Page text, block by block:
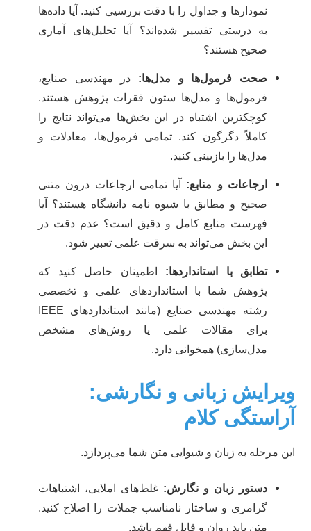
نمودارها و جداول را با دقت بررسیی کنید. آیا داده‌ها
به درستی تفسیر شده‌اند؟ آیا تحلیل‌های آماری
صحیح هستند؟
صحت فرمول‌ها و مدل‌ها:در مهندسی صنایع،
فرمول‌ها و مدل‌ها ستون فقرات پژوهش هستند.
کوچکترین اشتباه در این بخش‌ها می‌تواند نتایج را
کاملاً دگرگون کند. تمامی فرمول‌ها، معادلات و
مدل‌ها را بازبینی کنید.
ارجاعات و منابع:آیا تمامی ارجاعات درون متنی
صحیح و مطابق با شیوه نامه دانشگاه هستند؟ آیا
فهرست منابع کامل و دقیق است؟ عدم دقت در
این بخش می‌تواند به سرقت علمی تعبیر شود.
تطابق با استانداردها:اطمینان حاصل کنید که
پژوهش شما با استانداردهای علمی و تخصصی
رشته مهندسی صنایع (مانند استانداردهای IEEE
برای مقالات علمی یا روش‌های مشخص
مدل‌سازی) همخوانی دارد.
زبانی و نگارشی:
کلام
مرحله به زبان و شیوایی متن شما می‌پردازد.
دستور زبان و نگارش:غلط‌های املایی، اشتباهات
گرامری و ساختار نامناسب جملات را اصلاح کنید.
متن باید روان و قابل فهم باشد.